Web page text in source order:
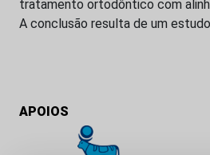
tratamento ortodôntico com
A conclusão resulta de um
APOIOS